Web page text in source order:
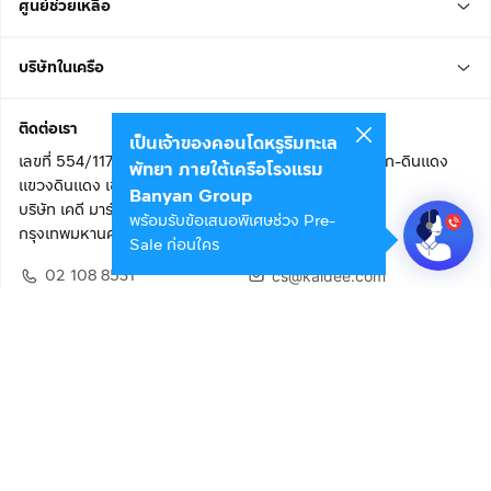
ศูนย์ช่วยเหลือ
บริษัทในเครือ
ติดต่อเรา
เลขที่ 554/117 อาคารสกายไนน์ เซ็นเตอร์ ชั้น 22 ถนนอโศก-ดินแดง
แขวงดินแดง เขตดินแดง
บริษัท เคดี มาร์เก็ตเพลส จำกัด (สำนักงานใหญ่)
กรุงเทพมหานคร 10400
02 108 8531
cs@kaidee.com
เป็นเจ้าของคอนโดหรูริมทะเล
พัทยา ภายใต้เครือโรงแรม
Banyan Group
พร้อมรับข้อเสนอพิเศษช่วง Pre-
Sale ก่อนใคร